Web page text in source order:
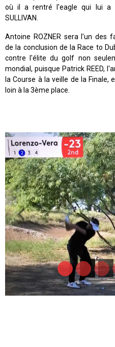
où il a rentré l'eagle qui lui a
SULLIVAN.
Antoine ROZNER sera l'un des
de la conclusion de la Race to
contre l'élite du golf non
mondial, puisque Patrick REED,
la Course à la veille de la Finale,
loin à la 3ème place.